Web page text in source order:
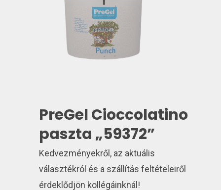
PreGel Cioccolatino
paszta „59372”
Kedvezményekről, az aktuális
választékról és a szállítás feltételeiről
érdeklődjön kollégáinknál!